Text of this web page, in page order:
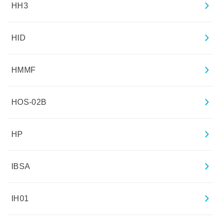
HH3
HID
HMMF
HOS-02B
HP
IBSA
IH01